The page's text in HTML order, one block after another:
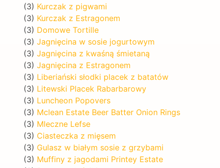
(3) Kurczak z pigwami
(3) Kurczak z Estragonem
(3) Domowe Tortille
(3) Jagnięcina w sosie jogurtowym
(3) Jagnięcina z kwaśną śmietaną
(3) Jagnięcina z Estragonem
(3) Liberiański słodki placek z batatów
(3) Litewski Placek Rabarbarowy
(3) Luncheon Popovers
(3) Mclean Estate Beer Batter Onion Rings
(3) Mleczne Lefse
(3) Ciasteczka z mięsem
(3) Gulasz w białym sosie z grzybami
(3) Muffiny z jagodami Printey Estate